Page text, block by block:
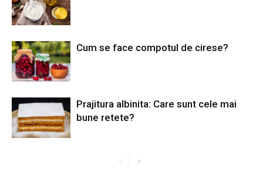
Cum se face compotul de cirese?
Prajitura albinita: Care sunt cele mai
bune retete?